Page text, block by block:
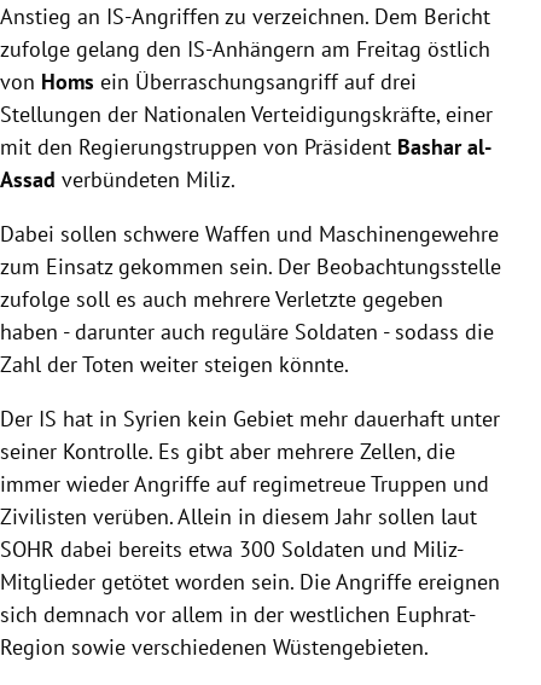
Anstieg an IS-Angriffen zu verzeichnen. Dem Bericht
zufolge gelang den IS-Anhängern am Freitag östlich
von Homs ein Überraschungsangriff auf drei
Stellungen der Nationalen Verteidigungskräfte, einer
mit den Regierungstruppen von Präsident Bashar al-
Assad verbündeten Miliz.
Dabei sollen schwere Waffen und Maschinengewehre
zum Einsatz gekommen sein. Der Beobachtungsstelle
zufolge soll es auch mehrere Verletzte gegeben
haben - darunter auch reguläre Soldaten - sodass die
Zahl der Toten weiter steigen könnte.
Der IS hat in Syrien kein Gebiet mehr dauerhaft unter
seiner Kontrolle. Es gibt aber mehrere Zellen, die
immer wieder Angriffe auf regimetreue Truppen und
Zivilisten verüben. Allein in diesem Jahr sollen laut
SOHR dabei bereits etwa 300 Soldaten und Miliz-
Mitglieder getötet worden sein. Die Angriffe ereignen
sich demnach vor allem in der westlichen Euphrat-
Region sowie verschiedenen Wüstengebieten.